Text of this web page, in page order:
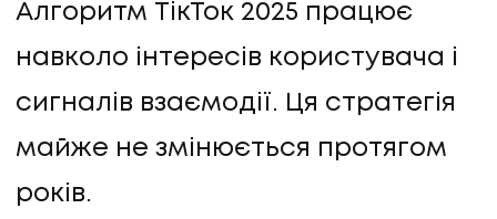
Алгоритм ТікТок 2025 працює
навколо інтересів користувача і
сигналів взаємодії. Ця стратегія
майже не змінюється протягом
років.